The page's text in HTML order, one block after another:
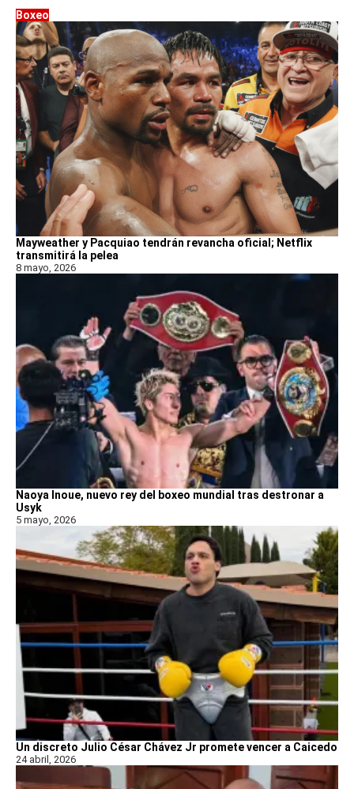
Boxeo
Mayweather y Pacquiao tendrán revancha oficial; Netflix
transmitirá la pelea
8 mayo, 2026
Naoya Inoue, nuevo rey del boxeo mundial tras destronar a
Usyk
5 mayo, 2026
Un discreto Julio César Chávez Jr promete vencer a Caicedo
24 abril, 2026